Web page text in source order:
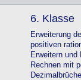
6. Klasse
Erweiterung
positiven
Erweitern und
Rechnen mit